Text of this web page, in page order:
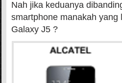
Nah jika keduanya
smartphone manakah
Galaxy J5 ?